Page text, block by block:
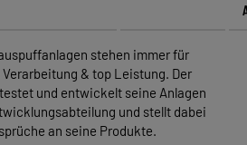
stehen immer für
& top Leistung. Der
und entwickelt seine Anlagen
und stellt dabei
an seine Produkte.